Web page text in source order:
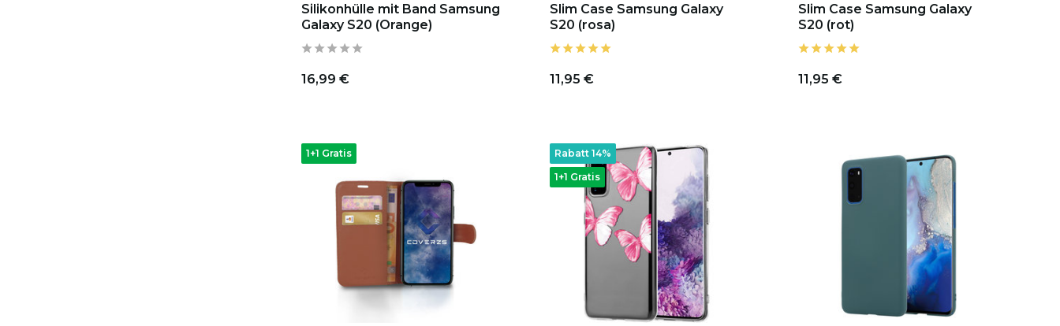
Silikonhülle mit Band Samsung
Galaxy S20 (Orange)
16,99 €
Slim Case Samsung Galaxy
S20 (rosa)
11,95 €
Slim Case Samsung Galaxy
S20 (rot)
11,95 €
1+1 Gratis
1+1 Gratis
Rabatt 14%